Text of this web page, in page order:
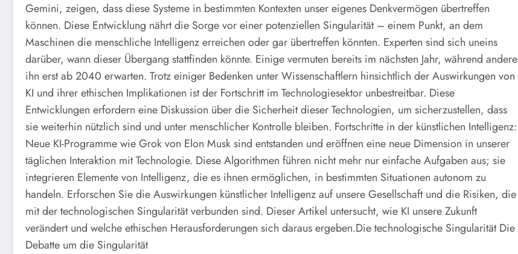
Gemini, zeigen, dass diese Systeme in bestimmten Kontexten unser eigenes Denkvermögen übertreffen
können. Diese Entwicklung nährt die Sorge vor einer potenziellen Singularität – einem Punkt, an dem
Maschinen die menschliche Intelligenz erreichen oder gar übertreffen könnten. Experten sind sich uneins
darüber, wann dieser Übergang stattfinden könnte. Einige vermuten bereits im nächsten Jahr, während andere
ihn erst ab 2040 erwarten. Trotz einiger Bedenken unter Wissenschaftlern hinsichtlich der Auswirkungen von
KI und ihrer ethischen Implikationen ist der Fortschritt im Technologiesektor unbestreitbar. Diese
Entwicklungen erfordern eine Diskussion über die Sicherheit dieser Technologien, um sicherzustellen, dass
sie weiterhin nützlich sind und unter menschlicher Kontrolle bleiben. Fortschritte in der künstlichen Intelligenz:
Neue KI-Programme wie Grok von Elon Musk sind entstanden und eröffnen eine neue Dimension in unserer
täglichen Interaktion mit Technologie. Diese Algorithmen führen nicht mehr nur einfache Aufgaben aus; sie
integrieren Elemente von Intelligenz, die es ihnen ermöglichen, in bestimmten Situationen autonom zu
handeln. Erforschen Sie die Auswirkungen künstlicher Intelligenz auf unsere Gesellschaft und die Risiken, die
mit der technologischen Singularität verbunden sind. Dieser Artikel untersucht, wie KI unsere Zukunft
verändert und welche ethischen Herausforderungen sich daraus ergeben.Die technologische SingularitätDie
Debatte um die Singularität